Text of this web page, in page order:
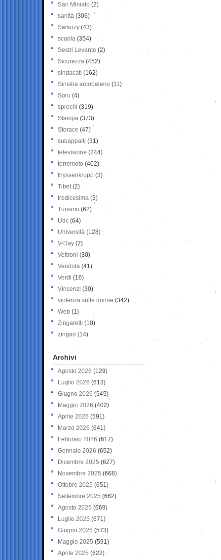
San Miniato (2)
sanità (306)
Sarkozy (43)
scuola (354)
Sestri Levante (2)
Sicurezza (452)
sindacati (162)
Sinistra arcobaleno (11)
Soru (4)
sprechi (319)
Stampa (373)
Storace (47)
subappalti (31)
televisione(244)
terremoto (402)
thyssenkrupp (3)
Tibet(2)
tredicesima (3)
Turismo (62)
Udc (64)
Università (128)
V-Day (2)
Veltroni (30)
Vendola (41)
Verdi (16)
Vincenzi (30)
violenza sulle donne (342)
Web (1)
Zingaretti (10)
zingari (14)
Archivi
Agosto 2026 (129)
Luglio 2026 (613)
Giugno 2026 (545)
Maggio 2026 (402)
Aprile 2026 (591)
Marzo 2026 (641)
Febbraio 2026 (617)
Gennaio 2026 (652)
Dicembre 2025 (627)
Novembre 2025 (668)
Ottobre 2025 (651)
Settembre 2025 (662)
Agosto 2025 (669)
Luglio 2025 (671)
Giugno 2025 (573)
Maggio 2025 (591)
Aprile 2025 (622)